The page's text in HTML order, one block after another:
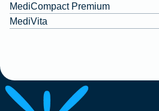
MediCompact Premium
MediVita